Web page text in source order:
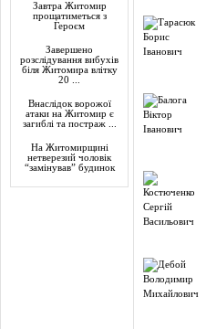
Завтра Житомир
прощатиметься з
Героєм
Завершено
розслідування вибухів
біля Житомира влітку
20 ...
Внаслідок ворожої
атаки на Житомир є
загиблі та постраж ...
На Житомирщині
нетверезий чоловік
“замінував” будинок